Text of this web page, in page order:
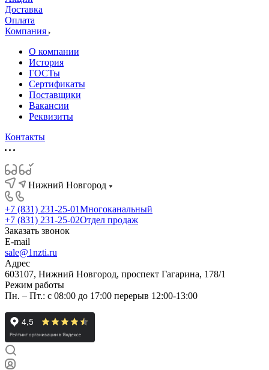
Доставка
Оплата
Компания
О компании
История
ГОСТы
Сертификаты
Поставщики
Вакансии
Реквизиты
Контакты
Нижний Новгород
+7 (831) 231-25-01Многоканальный
+7 (831) 231-25-02Отдел продаж
Заказать звонок
E-mail
sale@1nzti.ru
Адрес
603107, Нижний Новгород, проспект Гагарина, 178/1
Режим работы
Пн. – Пт.: с 08:00 до 17:00 перерыв 12:00-13:00